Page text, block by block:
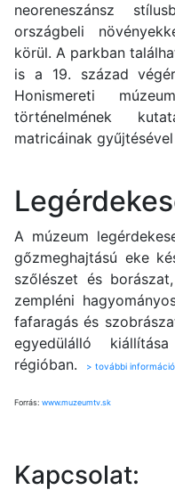
neoreneszánsz
országbeli
körül. A parkban
is a 19. század
Honismereti
történelmének
matricáinak
A múzeum
gőzmeghajtású eke
szőlészet és
zempléni
fafaragás és
egyedülálló
régióban.
> további
Forrás: www.muzeumtv.sk
Kapcsolat: